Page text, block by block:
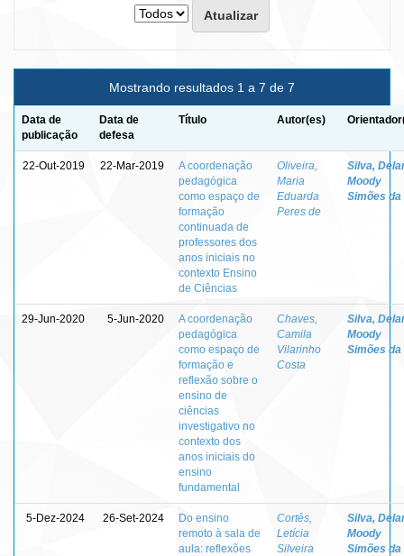
Mostrando resultados 1 a 7 de 7
Data de
publicação
Data de
defesa
Título Autor(es)
22-Out-2019 22-Mar-2019
A coordenação
pedagógica
como espaço de
formação
continuada de
professores dos
anos iniciais no
contexto Ensino
de Ciências
Oliveira,
Maria
Eduarda
Peres de
Silva,
Moody
Simões da
29-Jun-2020 5-Jun-2020
A coordenação
pedagógica
como espaço de
formação e
reflexão sobre o
ensino de
ciências
investigativo no
contexto dos
anos iniciais do
ensino
fundamental
Chaves,
Camila
Vilarinho
Costa
Silva,
Moody
Simões da
5-Dez-2024 26-Set-2024
Do ensino
remoto à sala de
aula: reflexões
Cortês,
Letícia
Silveira
Silva,
Moody
Simões da